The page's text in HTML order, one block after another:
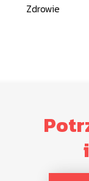
Zdrowie